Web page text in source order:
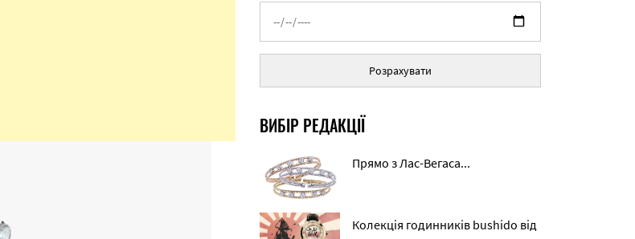
Розрахувати
ВИБІР РЕДАКЦІЇ
Прямо з Лас-Вегаса...
Колекція годинників bushido від